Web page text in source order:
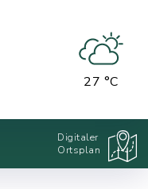
27 °C
Digitaler
Ortsplan